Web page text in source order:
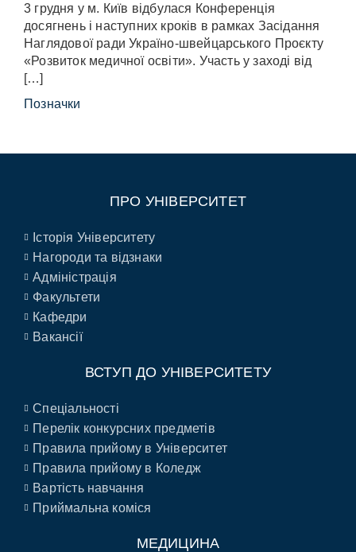
3 грудня у м. Київ відбулася Конференція
досягнень і наступних кроків в рамках Засідання
Наглядової ради Україно-швейцарського Проєкту
«Розвиток медичної освіти». Участь у заході від
[…]
Позначки
ПРО УНІВЕРСИТЕТ
Історія Університету
Нагороди та відзнаки
Адміністрація
Факультети
Кафедри
Вакансії
ВСТУП ДО УНІВЕРСИТЕТУ
Спеціальності
Перелік конкурсних предметів
Правила прийому в Університет
Правила прийому в Коледж
Вартість навчання
Приймальна коміся
МЕДИЦИНА